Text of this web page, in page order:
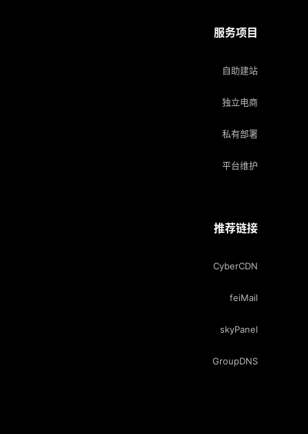
服务项目
自助建站
独立电商
私有部署
平台维护
推荐链接
CyberCDN
feiMail
skyPanel
GroupDNS